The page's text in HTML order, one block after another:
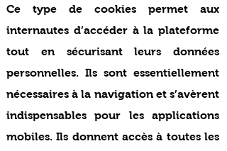
Ce type de cookies permet aux
internautes d’accéder à la plateforme
tout en sécurisant leurs données
personnelles. Ils sont essentiellement
nécessaires à la navigation et s’avèrent
indispensables pour les applications
mobiles. Ils donnent accès à toutes les